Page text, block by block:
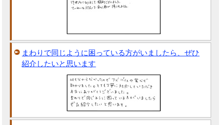
まわりで同じように困っている方がいましたら、ぜひ
紹介したいと思います